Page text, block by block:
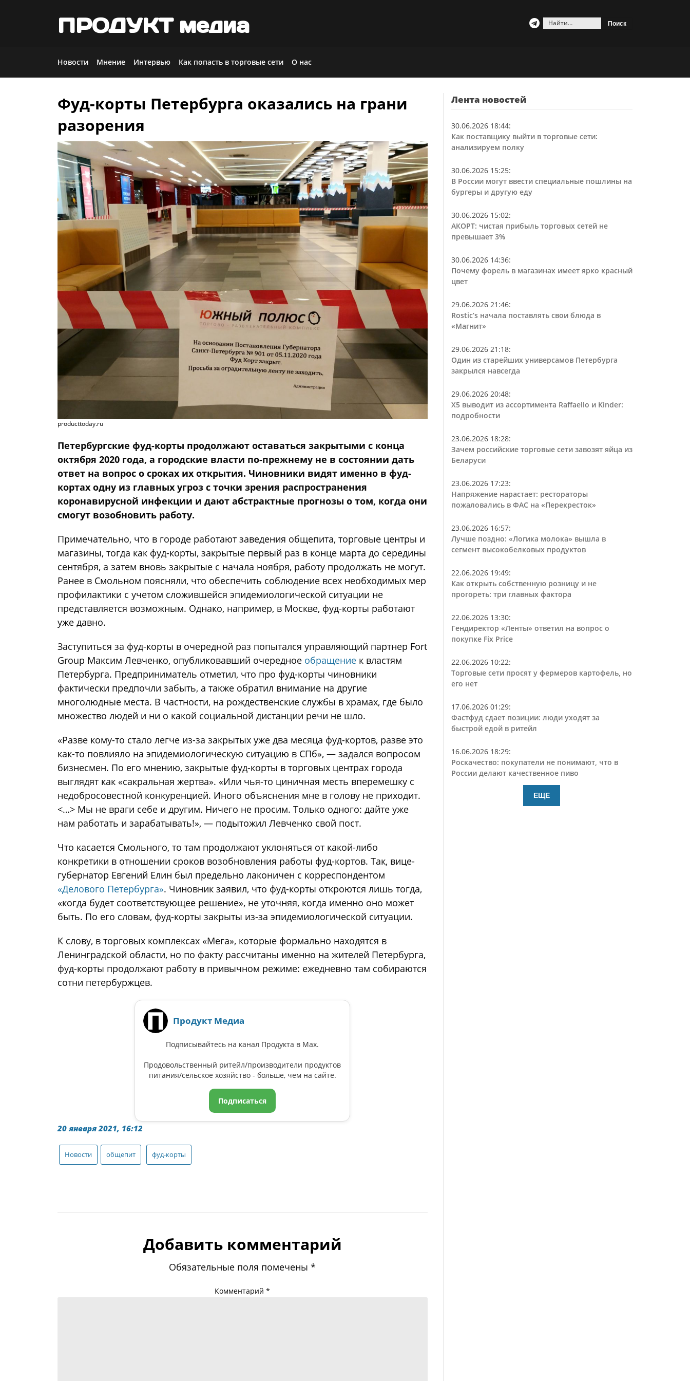
ПРОДУКТ медиа Найти:
Новости Мнение Интервью Как попасть в торговые сети О нас
Skip
content
Фуд-корты Петербурга оказались на грани
разорения
producttoday.ru
Петербургские фуд-корты продолжают оставаться закрытыми с конца
октября 2020 года, а городские власти по-прежнему не в состоянии дать
ответ на вопрос о сроках их открытия. Чиновники видят именно в фуд-
кортах одну из главных угроз с точки зрения распространения
коронавирусной инфекции и дают абстрактные прогнозы о том, когда они
смогут возобновить работу.
Примечательно, что в городе работают заведения общепита, торговые центры и
магазины, тогда как фуд-корты, закрытые первый раз в конце марта до середины
сентября, а затем вновь закрытые с начала ноября, работу продолжать не могут.
Ранее в Смольном поясняли, что обеспечить соблюдение всех необходимых мер
профилактики с учетом сложившейся эпидемиологической ситуации не
представляется возможным. Однако, например, в Москве, фуд-корты работают
уже давно.
Заступиться за фуд-корты в очередной раз попытался управляющий партнер Fort
Group Максим Левченко, опубликовавший очередное обращение к властям
Петербурга. Предприниматель отметил, что про фуд-корты чиновники
фактически предпочли забыть, а также обратил внимание на другие
многолюдные места. В частности, на рождественские службы в храмах, где было
множество людей и ни о какой социальной дистанции речи не шло.
«Разве кому-то стало легче из-за закрытых уже два месяца фуд-кортов, разве это
как-то повлияло на эпидемиологическую ситуацию в СПб», — задался вопросом
бизнесмен. По его мнению, закрытые фуд-корты в торговых центрах города
выглядят как «сакральная жертва». «Или чья-то циничная месть вперемешку с
недобросовестной конкуренцией. Иного объяснения мне в голову не приходит.
<…> Мы не враги себе и другим. Ничего не просим. Только одного: дайте уже
нам работать и зарабатывать!», — подытожил Левченко свой пост.
Что касается Смольного, то там продолжают уклоняться от какой-либо
конкретики в отношении сроков возобновления работы фуд-кортов. Так, вице-
губернатор Евгений Елин был предельно лаконичен с корреспондентом
«Делового Петербурга». Чиновник заявил, что фуд-корты откроются лишь тогда,
«когда будет соответствующее решение», не уточняя, когда именно оно может
быть. По его словам, фуд-корты закрыты из-за эпидемиологической ситуации.
К слову, в торговых комплексах «Мега», которые формально находятся в
Ленинградской области, но по факту рассчитаны именно на жителей Петербурга,
фуд-корты продолжают работу в привычном режиме: ежедневно там собираются
сотни петербуржцев.
Продукт Медиа
Подписывайтесь на канал Продукта в Max.
Продовольственный ритейл/производители продуктов
питания/сельское хозяйство - больше, чем на сайте.
Подписаться
20 января 2021, 16:12
Новости общепит фуд-корты
Добавить комментарий
Обязательные поля помечены*
Комментарий*
Лента новостей
30.06.2026 18:44:
Как поставщику выйти в торговые сети:
анализируем полку
30.06.2026 15:25:
В России могут ввести специальные пошлины на
бургеры и другую еду
30.06.2026 15:02:
АКОРТ: чистая прибыль торговых сетей не
превышает 3%
30.06.2026 14:36:
Почему форель в магазинах имеет ярко красный
цвет
29.06.2026 21:46:
Rostic’s начала поставлять свои блюда в
«Магнит»
29.06.2026 21:18:
Один из старейших универсамов Петербурга
закрылся навсегда
29.06.2026 20:48:
Х5 выводит из ассортимента Raffaello и Kinder:
подробности
23.06.2026 18:28:
Зачем российские торговые сети завозят яйца из
Беларуси
23.06.2026 17:23:
Напряжение нарастает: рестораторы
пожаловались в ФАС на «Перекресток»
23.06.2026 16:57:
Лучше поздно: «Логика молока» вышла в
сегмент высокобелковых продуктов
22.06.2026 19:49:
Как открыть собственную розницу и не
прогореть: три главных фактора
22.06.2026 13:30:
Гендиректор «Ленты» ответил на вопрос о
покупке Fix Price
22.06.2026 10:22:
Торговые сети просят у фермеров картофель, но
его нет
17.06.2026 01:29:
Фастфуд сдает позиции: люди уходят за
быстрой едой в ритейл
16.06.2026 18:29:
Роскачество: покупатели не понимают, что в
России делают качественное пиво
ЕЩЕ